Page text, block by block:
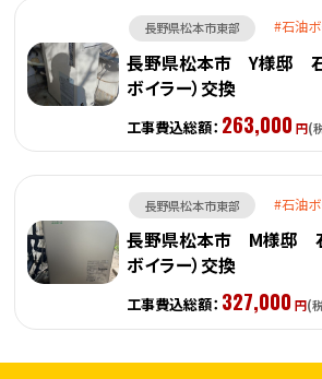
長野県松本市東部 石油
長野県松本市 Y様邸 石
ボイラー）交換
工事費込総額： 263,000 円(
長野県松本市東部 石油
長野県松本市 M様邸
ボイラー）交換
工事費込総額： 327,000 円(